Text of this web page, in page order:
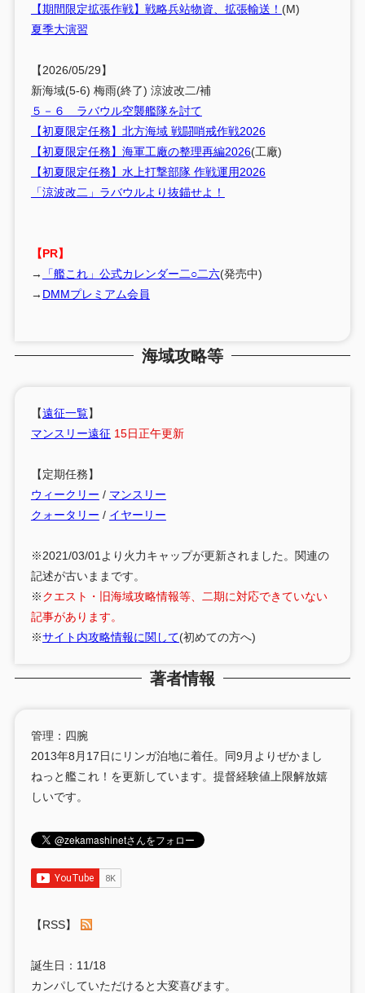
【期間限定拡張作戦】戦略兵站物資、拡張輸送！ (M)
夏季大演習
【2026/05/29】
新海域(5-6) 梅雨(終了) 涼波改二/補
５－６ ラバウル空襲艦隊を討て
【初夏限定任務】北方海域 戦闘哨戒作戦2026
【初夏限定任務】海軍工廠の整理再編2026(工廠)
【初夏限定任務】水上打撃部隊 作戦運用2026
「涼波改二」ラバウルより抜錨せよ！
【PR】
→
「艦これ」公式カレンダー二○二六(発売中)
→ DMMプレミアム会員
海域攻略等
【遠征一覧】
マンスリー遠征 15日正午更新
【定期任務】
ウィークリー / マンスリー
クォータリー / イヤーリー
※2021/03/01より火力キャップが更新されました。関連の
記述が古いままです。
※クエスト・旧海域攻略情報等、二期に対応できていない
記事があります。
※サイト内攻略情報に関して(初めての方へ)
著者情報
管理：四腕
2013年8月17日にリンガ泊地に着任。同9月よりぜかまし
ねっと艦これ！を更新しています。提督経験値上限解放嬉
しいです。
【RSS】
誕生日：11/18
カンパしていただけると大変喜びます。